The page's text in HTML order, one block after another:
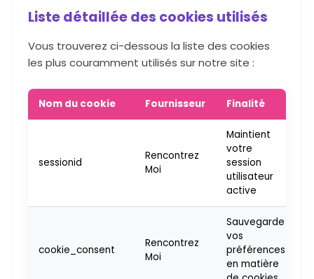
Liste détaillée des cookies utilisés
Vous trouverez ci-dessous la liste des cookies
les plus couramment utilisés sur notre site :
Nom du cookie Fournisseur Finalité
sessionid
Rencontrez
Moi
Maintient
votre
session
utilisateur
active
cookie_consent
Rencontrez
Moi
Sauvegarde
vos
préférences
en matière